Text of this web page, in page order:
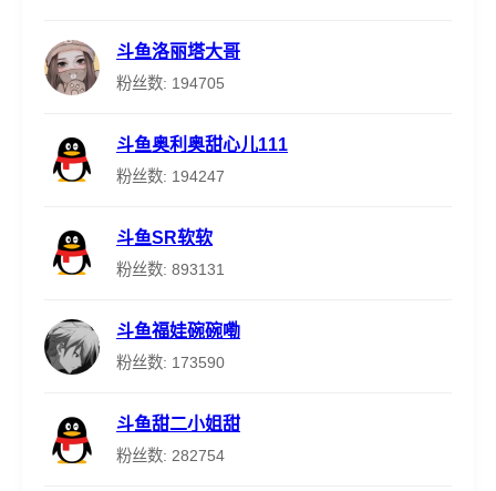
斗鱼洛丽塔大哥
粉丝数: 194705
斗鱼奥利奥甜心儿111
粉丝数: 194247
斗鱼SR软软
粉丝数: 893131
斗鱼福娃碗碗嘞
粉丝数: 173590
斗鱼甜二小姐甜
粉丝数: 282754